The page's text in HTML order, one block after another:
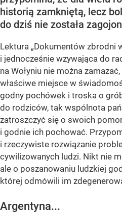
historią zamkniętą, lecz
do dziś nie została
Lektura „Dokumentów zbrodni
i jednocześnie wzywająca do
na Wołyniu nie można
właściwe miejsce w
godny pochówek i troska o
do rodziców, tak wspólnota
zatroszczyć się o swoich
i godnie ich pochować.
i rzeczywiste rozwiązanie
cywilizowanych ludzi. Nikt nie
ale o poszanowaniu ludzkiej
której odmówili im
Argentyna...